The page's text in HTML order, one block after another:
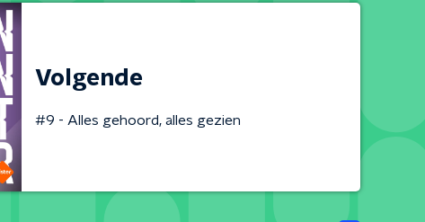
Volgende
#9 - Alles gehoord, alles gezien